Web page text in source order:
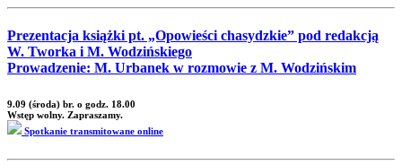
Prezentacja książki pt. „Opowieści chasydzkie” pod redakcją
W. Tworka i M. Wodzińskiego
Prowadzenie: M. Urbanek w rozmowie z M. Wodzińskim
9.09 (środa) br. o godz. 18.00
Wstęp wolny. Zapraszamy.
Spotkanie transmitowane online